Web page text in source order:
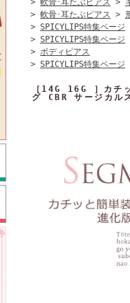
> 軟骨･耳たぶピアス >
> 軟骨･耳たぶピアス >
> SPICYLIPS特集ページ
> SPICYLIPS特集ページ
> ボディピアス
> SPICYLIPS特集ページ
［14G 16G ］カチ
グ CBR サージカル